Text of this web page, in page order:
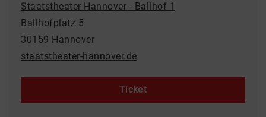
Staatstheater Hannover - Ballhof 1
Ballhofplatz 5
30159 Hannover
staatstheater-hannover.de
Ticket